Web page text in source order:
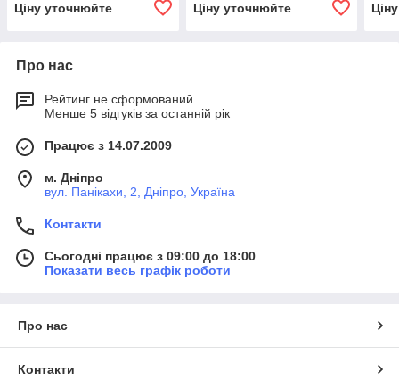
Ціну уточнюйте
Ціну уточнюйте
Про нас
Рейтинг не сформований
Менше 5 відгуків за останній рік
Працює з 14.07.2009
м. Дніпро
вул. Панікахи, 2, Дніпро, Україна
Контакти
Сьогодні працює з 09:00 до 18:00
Показати весь графік роботи
Про нас
Контакти